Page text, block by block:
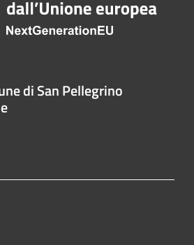
di San Pellegrino